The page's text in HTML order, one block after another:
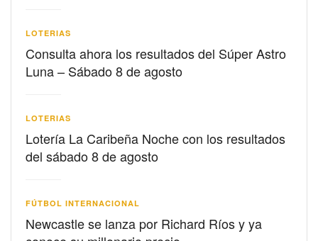
LOTERIAS
Consulta ahora los resultados del Súper Astro
Luna – Sábado 8 de agosto
LOTERIAS
Lotería La Caribeña Noche con los resultados
del sábado 8 de agosto
FÚTBOL INTERNACIONAL
Newcastle se lanza por Richard Ríos y ya